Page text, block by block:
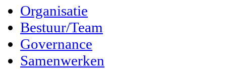
Organisatie
Bestuur/Team
Governance
Samenwerken